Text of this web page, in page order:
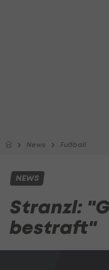
News Fußball
NEWS
Stranzl:
bestraft"